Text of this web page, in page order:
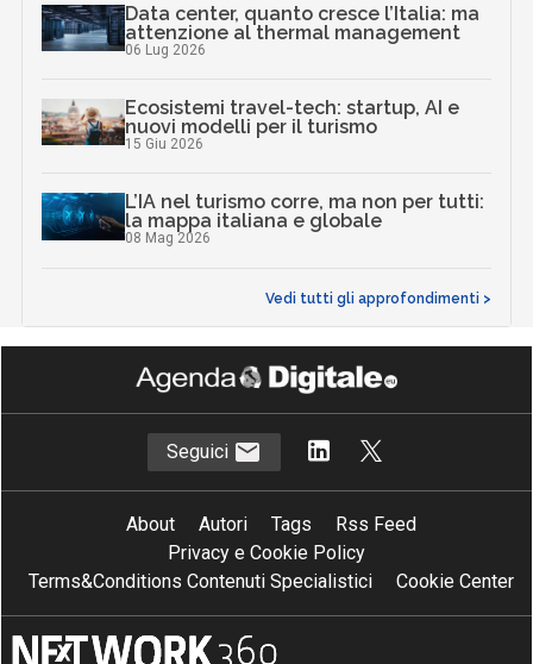
Data center, quanto cresce l’Italia: ma
attenzione al thermal management
06 Lug 2026
Ecosistemi travel-tech: startup, AI e
nuovi modelli per il turismo
15 Giu 2026
L’IA nel turismo corre, ma non per tutti:
la mappa italiana e globale
08 Mag 2026
Vedi tutti gli approfondimenti >
Seguici
About Autori Tags
Rss Feed
Privacy e Cookie Policy
Terms&Conditions Contenuti Specialistici
Cookie Center